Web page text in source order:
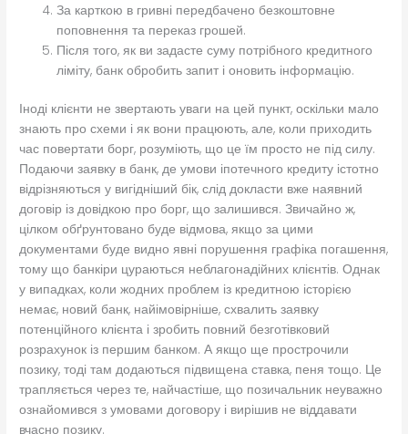
За карткою в гривні передбачено безкоштовне
поповнення та переказ грошей.
Після того, як ви задасте суму потрібного кредитного
ліміту, банк обробить запит і оновить інформацію.
Іноді клієнти не звертають уваги на цей пункт, оскільки мало
знають про схеми і як вони працюють, але, коли приходить
час повертати борг, розуміють, що це їм просто не під силу.
Подаючи заявку в банк, де умови іпотечного кредиту істотно
відрізняються у вигідніший бік, слід докласти вже наявний
договір із довідкою про борг, що залишився. Звичайно ж,
цілком обґрунтовано буде відмова, якщо за цими
документами буде видно явні порушення графіка погашення,
тому що банкіри цураються неблагонадійних клієнтів. Однак
у випадках, коли жодних проблем із кредитною історією
немає, новий банк, найімовірніше, схвалить заявку
потенційного клієнта і зробить повний безготівковий
розрахунок із першим банком. А якщо ще прострочили
позику, тоді там додаються підвищена ставка, пеня тощо. Це
трапляється через те, найчастіше, що позичальник неуважно
ознайомився з умовами договору і вирішив не віддавати
вчасно позику.